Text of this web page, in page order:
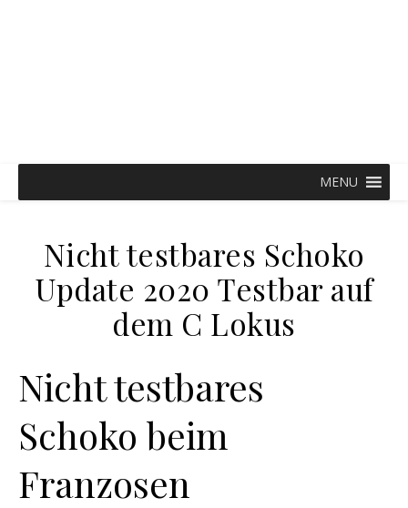
MENU
Nicht testbares Schoko
Update 2020 Testbar auf
dem C Lokus
Nicht testbares
Schoko beim
Franzosen